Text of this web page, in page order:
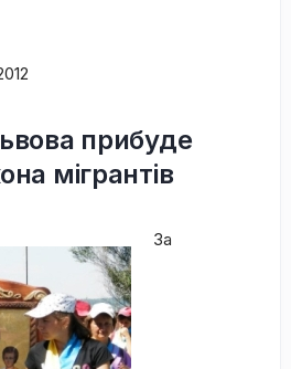
прибуде
мігрантів
За